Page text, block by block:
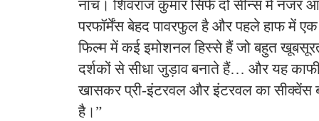
नॉच। शिवराज कुमार सिर्फ दो सीन्स में
परफॉर्मेंस बेहद पावरफुल है और पहले हाफ में एक
फिल्म में कई इमोशनल हिस्से हैं जो बहुत
दर्शकों से सीधा जुड़ाव बनाते हैं… और यह
खासकर प्री-इंटरवल और इंटरवल का सीक्वेंस
है।”